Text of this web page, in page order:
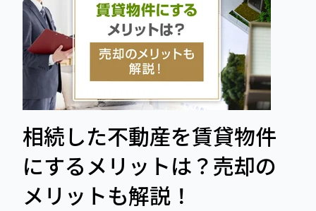
相続した不動産を賃貸物件
にするメリットは？売却の
メリットも解説！